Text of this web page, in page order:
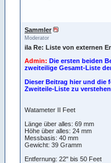
Sammler
Moderator
iIa Re: Liste von externen
Admin: Die ersten beiden
zweiteilige Gesamt-Liste
Dieser Beitrag hier und die
Zweiteile-Liste zu
Watameter II Feet
Länge über alles: 69 mm
Höhe über alles: 24 mm
Messbasis: 40 mm
Gewicht: 39 Gramm
Entfernung: 22" bis 50 Feet